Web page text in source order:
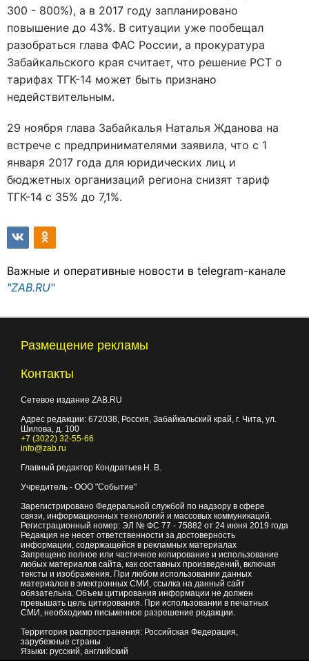
300 - 800%), а в 2017 году запланировано
повышение до 43%. В ситуации уже пообещал
разобраться глава ФАС России, а прокуратура
Забайкальского края считает, что решение РСТ о
тарифах ТГК-14 может быть признано
недействительным.
29 ноября глава Забайкалья Наталья Жданова на
встрече с предпринимателями заявила, что с 1
января 2017 года для юридических лиц и
бюджетных организаций региона снизят тариф
ТГК-14 с 35% до 7,1%.
Важные и оперативные новости в telegram-канале
"ZAB.RU"
Размещение рекламы
Контакты
Сетевое издание ZAB.RU
Адрес редакции: 672038, Россия, Забайкальский край, г. Чита, ул.
Шилова, д. 100
+7 (3022) 32-55-66
info@zab.ru
Главный редактор Кондратьев Н. В.
Учредитель - ООО "Событие"
Зарегистрировано Федеральной службой по надзору в сфере
связи, информационных технологий и массовых коммуникаций.
Регистрационный номер: ЭЛ № ФС 77 - 75882 от 24 июня 2019 года
Редакция не несет ответственности за достоверность
информации, содержащейся в рекламных материалах
Запрещено полное или частичное копирование и использование
любых материалов сайта, как составных произведений, включая
тексты и изображения. При любом использовании данных
материалов в электронных СМИ, ссылка на данный сайт
обязательна. Объем цитирования информации не должен
превышать цель цитирования. При использовании в печатных
СМИ, необходимо письменное разрешение редакции.
Территория распространения: Российская Федерация,
зарубежные страны
Языки: русский, английский